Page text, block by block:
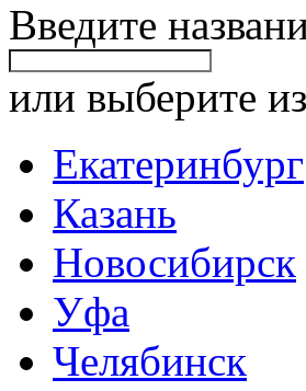
Введите
или выберите
Екатеринбург
Казань
Новосибирск
Уфа
Челябинск